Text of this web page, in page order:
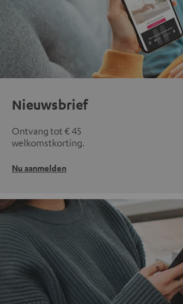
Nieuwsbrief
Ontvang tot € 45
welkomstkorting.
Nu aanmelden